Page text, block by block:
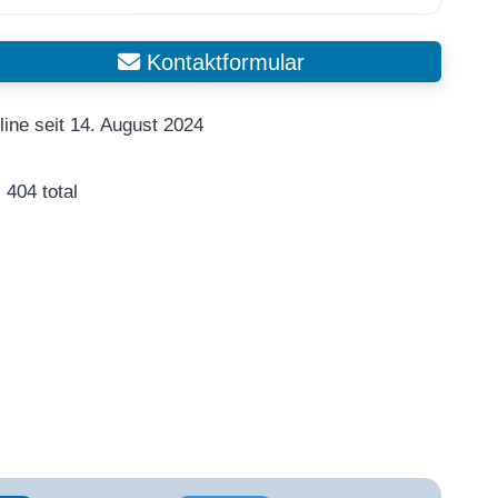
Kontaktformular
seit 14. August 2024
404 total